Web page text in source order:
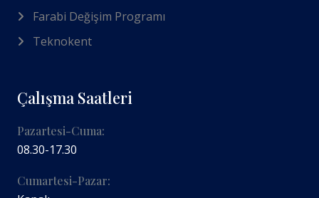
Farabi Değişim Programı
Teknokent
Çalışma Saatleri
Pazartesi-Cuma:
08.30-17.30
Cumartesi-Pazar: